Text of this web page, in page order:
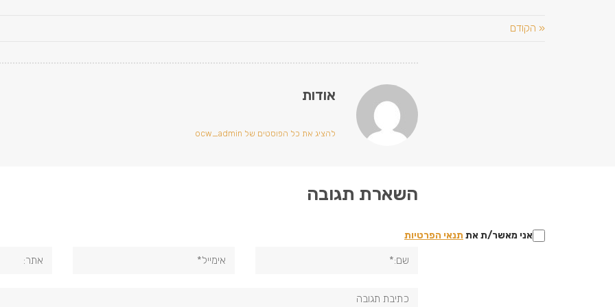
« הקודם
אודות
להציג את כל הפוסטים של ocw_admin
השארת תגובה
אני מאשר/ת את תנאי הפרטיות